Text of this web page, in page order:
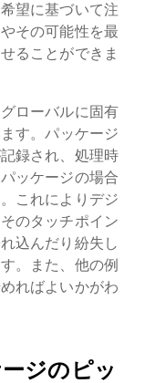
望に基づいて注
その可能性を最
ることができま
ローバルに固有
す。パッケージ
録され、処理時
ッケージの場合
これによりデジ
のタッチポイン
込んだり紛失し
。また、他の例
ればよいかがわ
ジのピッ